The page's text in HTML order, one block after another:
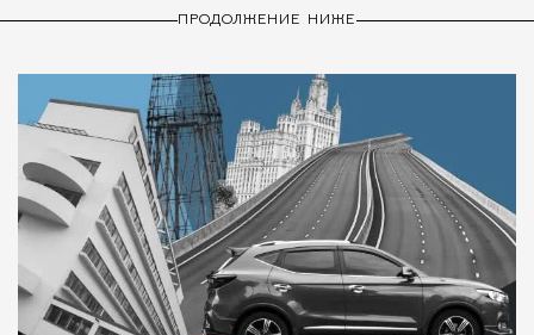
ПРОДОЛЖЕНИЕ НИЖЕ